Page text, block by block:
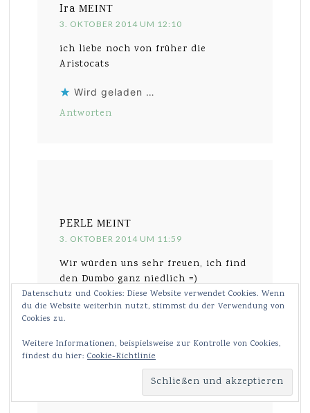
Ira MEINT
3. OKTOBER 2014 UM 12:10
ich liebe noch von früher die
Aristocats
Wird geladen …
Antworten
PERLE MEINT
3. OKTOBER 2014 UM 11:59
Wir würden uns sehr freuen, ich find
den Dumbo ganz niedlich =)
Wird geladen …
Datenschutz und Cookies: Diese Website verwendet Cookies. Wenn
du die Website weiterhin nutzt, stimmst du der Verwendung von
Cookies zu.
Weitere Informationen, beispielsweise zur Kontrolle von Cookies,
findest du hier: Cookie-Richtlinie